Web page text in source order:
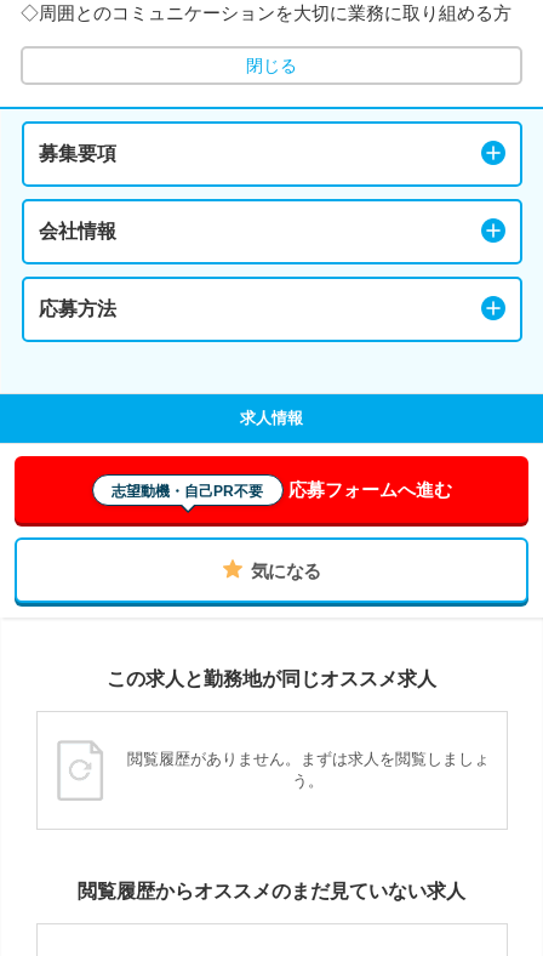
◇周囲とのコミュニケーションを大切に業務に取り組める方
閉じる
募集要項
会社情報
応募方法
求人情報
志望動機・自己PR不要 応募フォームへ進む
気になる
この求人と勤務地が同じオススメ求人
閲覧履歴がありません。まずは求人を閲覧しましょ
う。
閲覧履歴からオススメのまだ見ていない求人